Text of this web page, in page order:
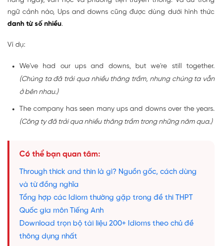
ngữ cảnh nào, Ups and downs cũng được dùng dưới hình thức
danh từ số nhiều.
Ví dụ:
We've had our ups and downs, but we're still together.
(Chúng ta đã trải qua nhiều thăng trầm, nhưng chúng ta vẫn
ở bên nhau.)
The company has seen many ups and downs over the years.
(Công ty đã trải qua nhiều thăng trầm trong những năm qua.)
Có thể bạn quan tâm:
Through thick and thin là gì? Nguồn gốc, cách dùng
và từ đồng nghĩa
Tổng hợp các Idiom thường gặp trong đề thi THPT
Quốc gia môn Tiếng Anh
Download trọn bộ tài liệu 200+ Idioms theo chủ đề
thông dụng nhất